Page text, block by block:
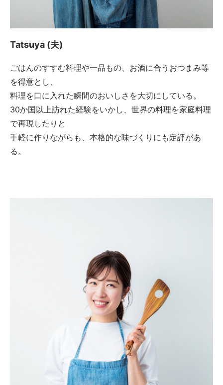
Tatsuya (夫)
ごはんのすすむ料理や一品もの、お酒に合うおつまみ等
を得意とし、
料理を口に入れた瞬間のおいしさを大切にしている。
30か国以上訪れた経験をいかし、世界の料理を家庭料理
で再現したりと
手軽に作りながらも、本格的な味づくりにも定評があ
る。